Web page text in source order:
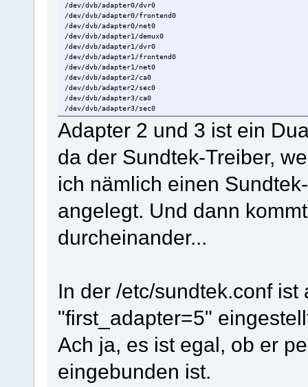
/dev/dvb/adapter0/dvr0
/dev/dvb/adapter0/frontend0
/dev/dvb/adapter0/net0
/dev/dvb/adapter1/demux0
/dev/dvb/adapter1/dvr0
/dev/dvb/adapter1/frontend0
/dev/dvb/adapter1/net0
/dev/dvb/adapter2/ca0
/dev/dvb/adapter2/sec0
/dev/dvb/adapter3/ca0
/dev/dvb/adapter3/sec0
Adapter 2 und 3 ist ein
da der Sundtek-Treiber,
ich nämlich einen
angelegt. Und dann
durcheinander...
In der /etc/sundtek.conf
"first_adapter=5"
Ach ja, es ist egal, ob er
eingebunden ist.